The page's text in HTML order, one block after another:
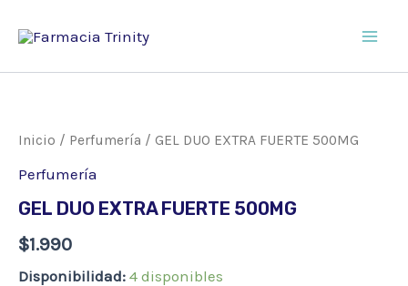
Inicio / Perfumería / GEL DUO EXTRA FUERTE 500MG
Perfumería
GEL DUO EXTRA FUERTE 500MG
$1.990
Disponibilidad: 4 disponibles